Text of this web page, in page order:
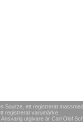
Sourze, ett registrerat
registrerat varumärke.
utgivare är Carl Olof